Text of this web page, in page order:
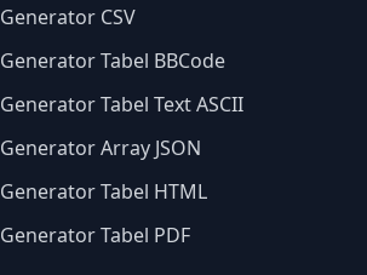
Generator CSV
Generator Tabel BBCode
Generator Tabel Text ASCII
Generator Array JSON
Generator Tabel HTML
Generator Tabel PDF